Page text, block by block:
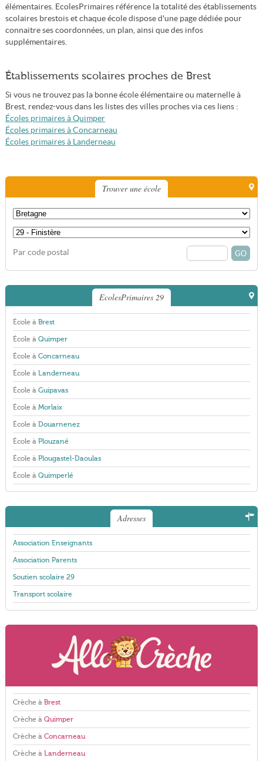
élémentaires. EcolesPrimaires référence la totalité des établissements
scolaires brestois et chaque école dispose d'une page dédiée pour
connaitre ses coordonnées, un plan, ainsi que des infos
supplémentaires.
Établissements scolaires proches de Brest
Si vous ne trouvez pas la bonne école élémentaire ou maternelle à
Brest, rendez-vous dans les listes des villes proches via ces liens :
Écoles primaires à Quimper
Écoles primaires à Concarneau
Écoles primaires à Landerneau
Trouver une école
Par code postal
EcolesPrimaires 29
École à Brest
École à Quimper
École à Concarneau
École à Landerneau
École à Guipavas
École à Morlaix
École à Douarnenez
École à Plouzané
École à Plougastel-Daoulas
École à Quimperlé
Adresses
Association Enseignants
Association Parents
Soutien scolaire 29
Transport scolaire
Crèche à Brest
Crèche à Quimper
Crèche à Concarneau
Crèche à Landerneau